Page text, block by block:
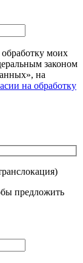
моих
законом
на
на обработку
предложить